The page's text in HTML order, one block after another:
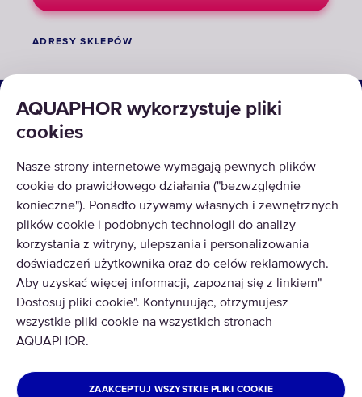
ADRESY SKLEPÓW
AQUAPHOR wykorzystuje pliki
cookies
Nasze strony internetowe wymagają pewnych plików
cookie do prawidłowego działania ("bezwzględnie
konieczne"). Ponadto używamy własnych i zewnętrznych
plików cookie i podobnych technologii do analizy
korzystania z witryny, ulepszania i personalizowania
doświadczeń użytkownika oraz do celów reklamowych.
Aby uzyskać więcej informacji, zapoznaj się z linkiem"
Dostosuj pliki cookie". Kontynuując, otrzymujesz
wszystkie pliki cookie na wszystkich stronach
AQUAPHOR.
ZAAKCEPTUJ WSZYSTKIE PLIKI COOKIE
PRODUKTY
O NAS
© AQUAPHOR 2026
Wszelkie prawa zastrzeżone.
Regulamin E-Sklepu
POLAND WARSZAWA